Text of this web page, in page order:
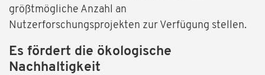
größtmögliche Anzahl an
Nutzerforschungsprojekten zur Verfügung stellen.
Es fördert die ökologische
Nachhaltigkeit